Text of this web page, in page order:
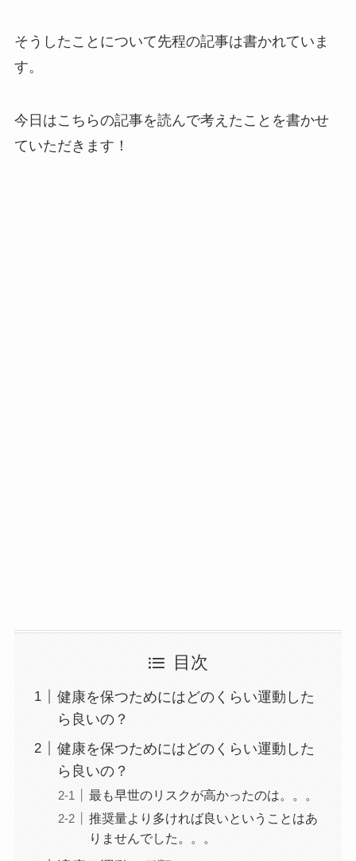
そうしたことについて先程の記事は書かれていま
す。
今日はこちらの記事を読んで考えたことを書かせ
ていただきます！
目次
健康を保つためにはどのくらい運動した
ら良いの？
健康を保つためにはどのくらい運動した
ら良いの？
最も早世のリスクが高かったのは。。。
推奨量より多ければ良いということはあ
りませんでした。。。